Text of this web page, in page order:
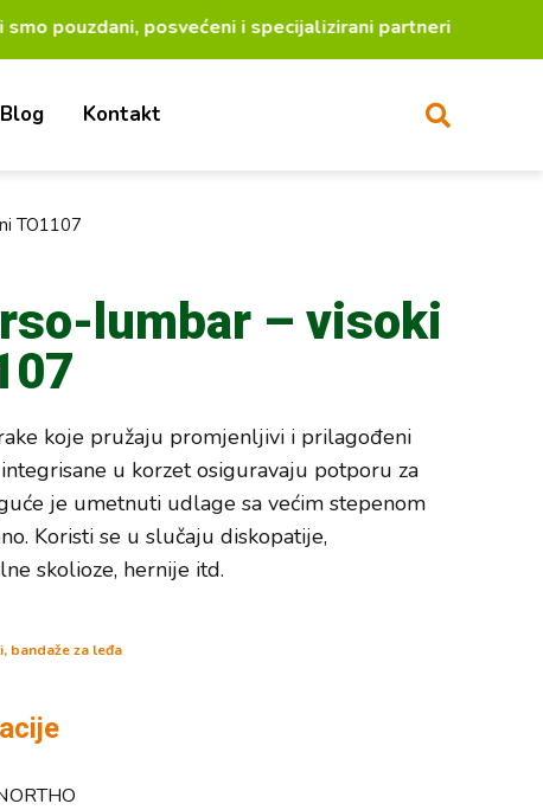
pouzdani, posvećeni i specijalizirani partneri za lakši život
Blog Kontakt
TO1107
lumbar – visoki
koje pružaju promjenljivi i prilagođeni
u korzet osiguravaju potporu za
je umetnuti udlage sa većim stepenom
Koristi se u slučaju diskopatije,
skolioze, hernije itd.
bandaže za leđa